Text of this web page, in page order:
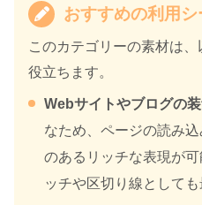
おすすめの利用シ
このカテゴリーの素材は
役立ちます。
Webサイトやブログの
なため、ページの読み
のあるリッチな表現が
ッチや区切り線としても